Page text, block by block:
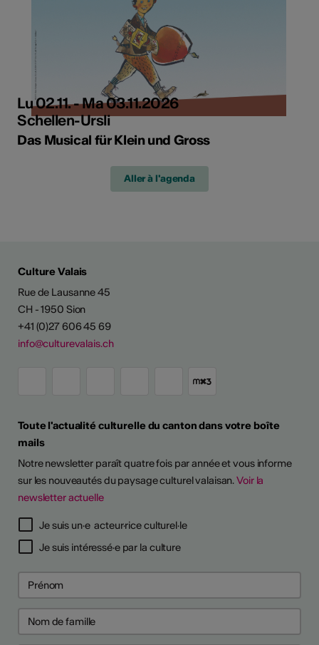
Lu 02.11. - Ma 03.11.2026
Schellen-Ursli
Das Musical für Klein und Gross
Aller à l'agenda
Culture Valais
Rue de Lausanne 45
CH - 1950 Sion
+41 (0)27 606 45 69
info@culturevalais.ch
Toute l'actualité culturelle du canton dans votre boîte
mails
Notre newsletter paraît quatre fois par année et vous informe
sur les nouveautés du paysage culturel valaisan.Voir la
newsletter actuelle
Je suis un·e acteur·rice culturel·le
Je suis intéressé·e par la culture